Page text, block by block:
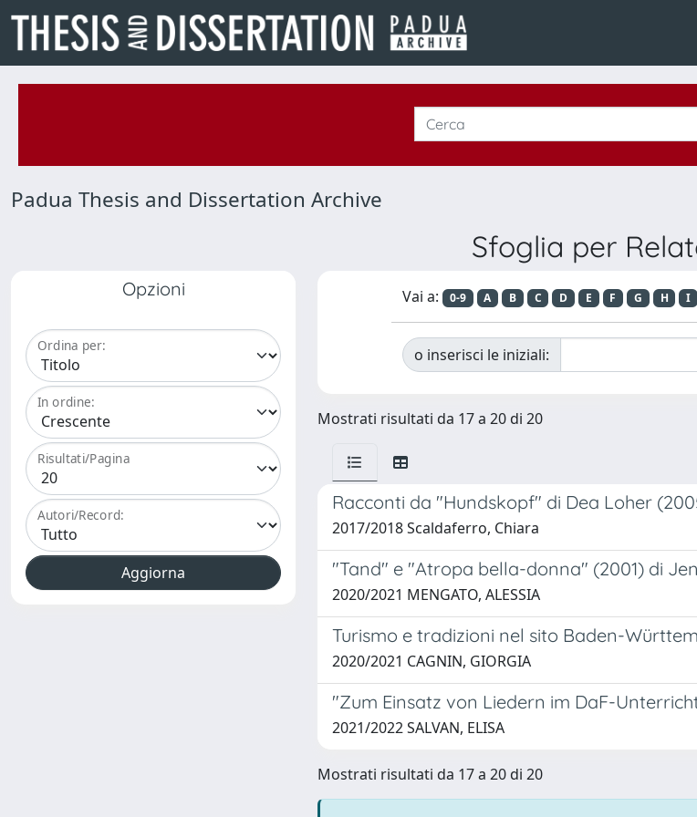
Padua Thesis and Dissertation Archive
Sfoglia per
Opzioni
Ordina per:
In ordine:
Risultati/Pagina
Autori/Record:
Vai a: 0-9 A B C D E F G H I
o inserisci le iniziali:
Mostrati risultati da 17 a 20 di 20
Racconti da "Hundskopf" di Dea Loher
2017/2018 Scaldaferro, Chiara
"Tand" e "Atropa bella-donna" (2001) di
2020/2021 MENGATO, ALESSIA
Turismo e tradizioni nel sito Baden-
2020/2021 CAGNIN, GIORGIA
"Zum Einsatz von Liedern im DaF-
2021/2022 SALVAN, ELISA
Mostrati risultati da 17 a 20 di 20